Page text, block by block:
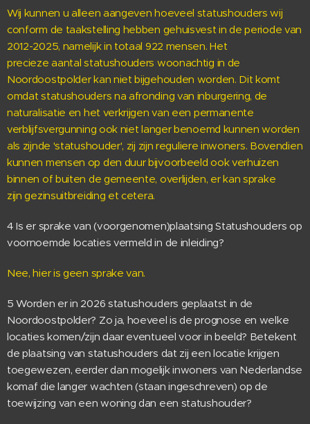
Wij kunnen u alleen aangeven hoeveel statushouders wij
conform de taakstelling hebben gehuisvest in de periode van
2012-2025, namelijk in totaal 922 mensen. Het
precieze aantal statushouders woonachtig in de
Noordoostpolder kan niet bijgehouden worden. Dit komt
omdat statushouders na afronding van inburgering, de
naturalisatie en het verkrijgen van een permanente
verblijfsvergunning ook niet langer benoemd kunnen worden
als zijnde 'statushouder', zij zijn reguliere inwoners. Bovendien
kunnen mensen op den duur bijvoorbeeld ook verhuizen
binnen of buiten de gemeente, overlijden, er kan sprake
zijn gezinsuitbreiding et cetera.
4 Is er sprake van (voorgenomen)plaatsing Statushouders op
voornoemde locaties vermeld in de inleiding?
Nee, hier is geen sprake van.
5 Worden er in 2026 statushouders geplaatst in de
Noordoostpolder? Zo ja, hoeveel is de prognose en welke
locaties komen/zijn daar eventueel voor in beeld? Betekent
de plaatsing van statushouders dat zij een locatie krijgen
toegewezen, eerder dan mogelijk inwoners van Nederlandse
komaf die langer wachten (staan ingeschreven) op de
toewijzing van een woning dan een statushouder?